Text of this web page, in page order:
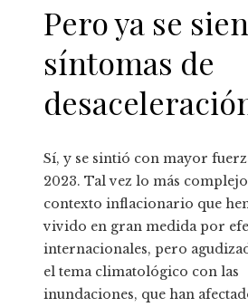
Pero ya se
síntomas de
Sí, y se sintió con mayor
2023. Tal vez lo más
contexto inflacionario que
vivido en gran medida por
internacionales, pero
el tema climatológico con las
inundaciones, que han